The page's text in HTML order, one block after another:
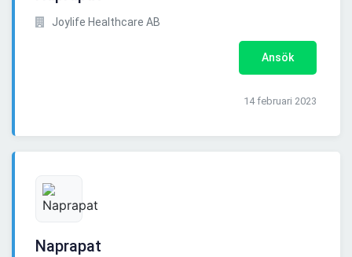
Joylife Healthcare AB
Ansök
14 februari 2023
Naprapat